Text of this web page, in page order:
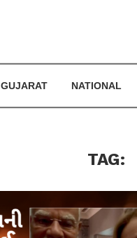
GUJARAT NATIONAL
TAG: